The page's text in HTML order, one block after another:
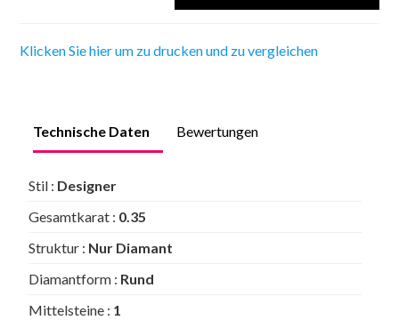
Klicken Sie hier um zu drucken und zu vergleichen
Technische Daten Bewertungen
Stil : Designer
Gesamtkarat : 0.35
Struktur : Nur Diamant
Diamantform : Rund
Mittelsteine : 1